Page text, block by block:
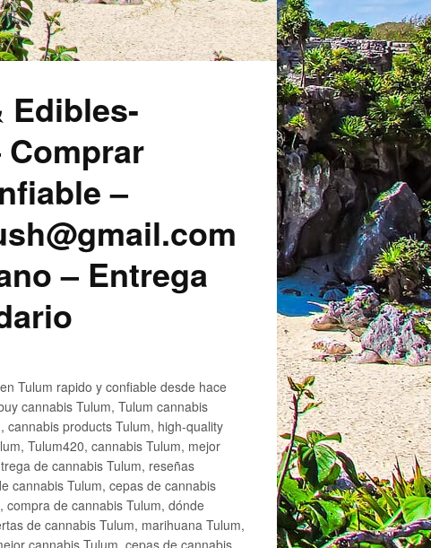
Edibles-
–
– Entrega
Tulum rapido y confiable desde hace
cannabis Tulum, Tulum cannabis
cannabis products Tulum, high-quality
Tulum420, cannabis Tulum, mejor
de cannabis Tulum, reseñas
cannabis Tulum, cepas de cannabis
de cannabis Tulum, dónde
de cannabis Tulum, marihuana Tulum,